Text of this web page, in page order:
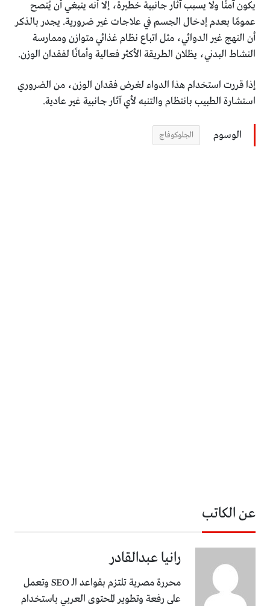
يكون آمنًا ولا يسبب آثار جانبية خطيرة، إلا أنه ينبغي أن يُنصح
عمومًا بعدم إدخال الجسم في علاجات غير ضرورية. يجدر بالذكر
أن النهج غير الدوائي، مثل اتباع نظام غذائي متوازن وممارسة
النشاط البدني، يظلان الطريقة الأكثر فعالية وأمانًا لفقدان الوزن.
إذا قررت استخدام هذا الدواء لغرض فقدان الوزن، من الضروري
استشارة الطبيب بانتظام والتنبه لأي آثار جانبية غير عادية.
الوسوم الجلوكوفاج
عن الكاتب
رانيا عبدالقادر
محررة مصرية تلتزم بقواعد الـ SEO وتعمل
على رفعة وتطوير المحتوى العربي باستخدام